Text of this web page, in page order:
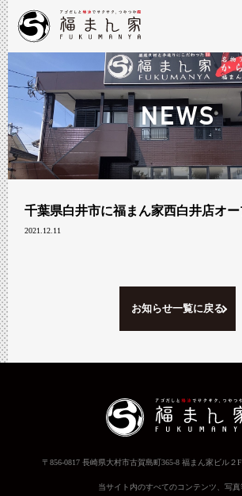
NEWS
千葉県白井市に福まん家西白井店オ
2021.12.11
お知らせ一覧に戻る
〒856-0817 長崎県大村市古賀島町365-8 福まん家ビル２
当サイト内のすべてのコンテンツ、写真